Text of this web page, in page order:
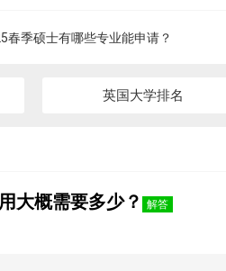
春季硕士有哪些专业能申请？
英国大学排名
大概需要多少？ 解答